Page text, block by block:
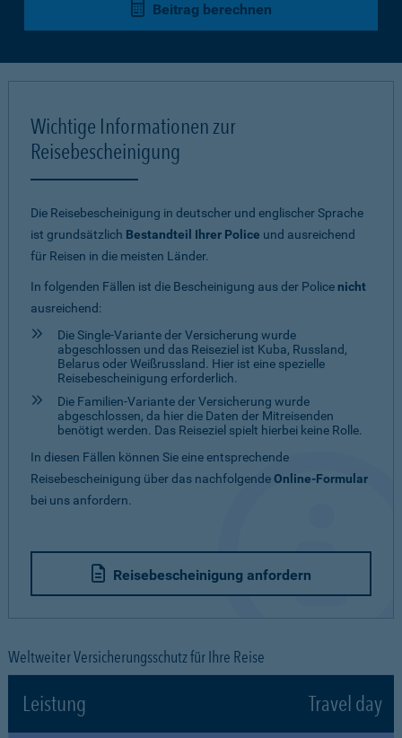
Beitrag berechnen
Wichtige Informationen zur
Reisebescheinigung
Die Reisebescheinigung in deutscher und englischer Sprache
ist grundsätzlich Bestandteil Ihrer Police und ausreichend
für Reisen in die meisten Länder.
In folgenden Fällen ist die Bescheinigung aus der Police nicht
ausreichend:
Die Single-Variante der Versicherung wurde
abgeschlossen und das Reiseziel ist Kuba, Russland,
Belarus oder Weißrussland. Hier ist eine spezielle
Reisebescheinigung erforderlich.
Die Familien-Variante der Versicherung wurde
abgeschlossen, da hier die Daten der Mitreisenden
benötigt werden. Das Reiseziel spielt hierbei keine Rolle.
In diesen Fällen können Sie eine entsprechende
Reisebescheinigung über das nachfolgendeOnline-Formular
bei uns anfordern.
Reisebescheinigung anfordern
Weltweiter Versicherungsschutz für Ihre Reise
Leistung Travel day